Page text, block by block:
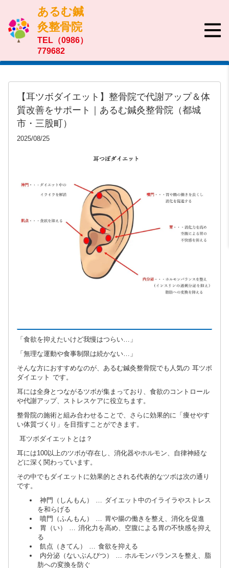
あるむ鍼
灸整骨院
TEL（0986）
779682
【耳ツボダイエット】整骨院で代謝アップ＆体
質改善をサポート｜あるむ鍼灸整骨院（都城
市・三股町）
2025/08/25
「食欲を抑えたいけど我慢はつらい…」
「無理な運動や食事制限は続かない…」
そんな方におすすめなのが、あるむ鍼灸整骨院でも人気の 耳ツボ
ダイエット です。
耳には全身とつながるツボが集まっており、食欲のコントロール
や代謝アップ、ストレスケアに役立ちます。
整骨院の施術と組み合わせることで、さらに効果的に「痩せやす
い体質づくり」を目指すことができます。
耳ツボダイエットとは？
耳には100以上のツボが存在し、消化器やホルモン、自律神経な
どに深く関わっています。
その中でもダイエットに効果的とされる代表的なツボは次の通り
です。
神門（しんもん） … ダイエット中のイライラやストレス
を和らげる
噴門（ふんもん） … 胃や腸の働きを整え、消化を促進
胃（い） … 消化力を高め、空腹による胃の不快感を抑え
る
飢点（きてん） … 食欲を抑える
内分泌（ないぶんぴつ） … ホルモンバランスを整え、脂
肪への変換を防ぐ